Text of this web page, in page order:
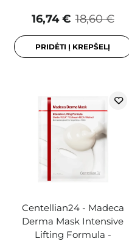
18,60 €
16,74 €
PRIDĖTI Į KREPŠELĮ
Centellian24 - Madeca
Derma Mask Intensive
Lifting Formula -